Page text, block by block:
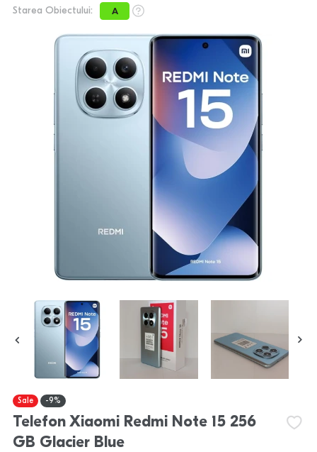
Starea Obiectului: A
Sale -9%
Telefon Xiaomi Redmi Note 15 256
GB Glacier Blue